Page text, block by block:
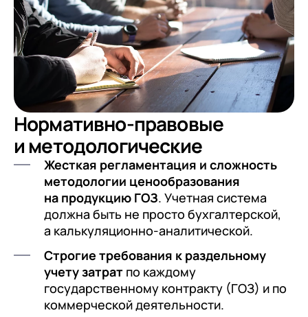
Нормативно-правовые
и методологические
Жесткая регламентация и сложность
методологии ценообразования
на продукцию ГОЗ. Учетная система
должна быть не просто бухгалтерской,
а калькуляционно-аналитической.
Строгие требования к раздельному
учету затрат по каждому
государственному контракту (ГОЗ) и по
коммерческой деятельности.
Переход с Terrasoft CRM на 1С:CRM или
1С-Битрикс 24
документооборот (КЭДО)
1С:Кабинет сотрудника
Внутренний документооборот (СЭД)
1С:Документооборот 8
Управление финансами (FRP)
1С:Управление холдингом
WA:Финансист
Отраслевые решения
Легкая логистика
Бизнес-аналитика (BI)
1С:Аналитика
Управление взаимоотношениями
с клиентами (CRM)
Прочие отрасли
Контакты
Релокация
Грейды
Истории успеха
Отзывы сотрудников